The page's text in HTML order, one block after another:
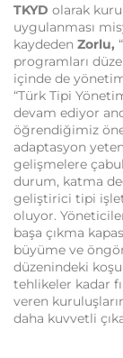
TKYD olarak
uygulanması
kaydeden Zorlu,
programları
içinde de
“Türk Tipi
devam ediyor
öğrendiğimiz
adaptasyon
gelişmelere
durum, katma
geliştirici tipi
oluyor.
başa çıkma
büyüme ve
düzenindeki
tehlikeler kadar
veren
daha kuvvetli